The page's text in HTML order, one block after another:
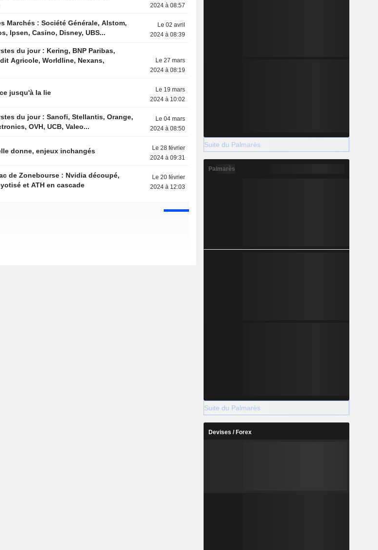
2024 à 08:57
Marchés : Société Générale, Alstom,
Ipsen, Casino, Disney, UBS...
Le 02 avril
2024 à 08:39
du jour : Kering, BNP Paribas,
Agricole, Worldline, Nexans,
Le 27 mars
2024 à 08:19
jusqu'à la lie
Le 19 mars
2024 à 10:02
du jour : Sanofi, Stellantis, Orange,
OVH, UCB, Valeo...
Le 04 mars
2024 à 08:50
donne, enjeux inchangés
Le 28 février
2024 à 09:31
de Zonebourse : Nvidia découpé,
et ATH en cascade
Le 20 février
2024 à 12:03
Suite du Palmarès
Palmarès
Suite du Palmarès
Devises / Forex